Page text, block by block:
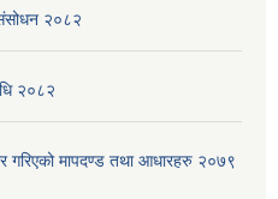
२०८२
२०८२
गरिएको मापदण्ड तथा आधारहरु २०७९